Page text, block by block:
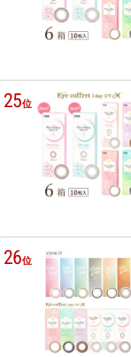
25位
26位